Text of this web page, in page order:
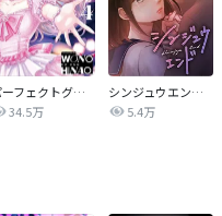
パーフェクトグリッター
34.5万
シンジュウエンド【タテヨミ】
5.4万